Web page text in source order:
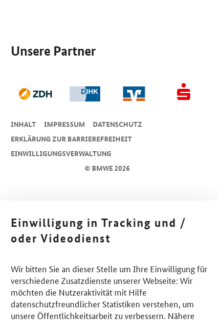
Unsere Partner
© BMWE 2026
INHALT IMPRESSUM
DA­TEN­SCHUTZ
ERKLÄRUNG ZUR BARRIEREFREIHEIT
EINWILLIGUNGSVERWALTUNG
Einwilligung in Tracking und /
oder Videodienst
Wir bitten Sie an dieser Stelle um Ihre Einwilligung für
verschiedene Zusatzdienste unserer Webseite: Wir
möchten die Nutzeraktivität mit Hilfe
datenschutzfreundlicher Statistiken verstehen, um
unsere Öffentlichkeitsarbeit zu verbessern. Nähere